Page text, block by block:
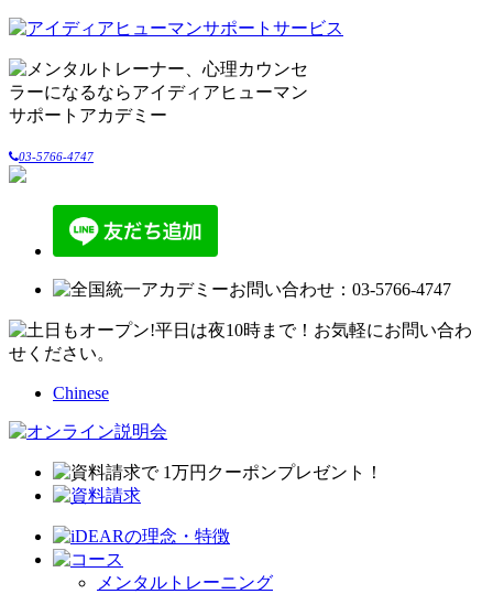
03-5766-4747
Chinese
メンタルトレーニング